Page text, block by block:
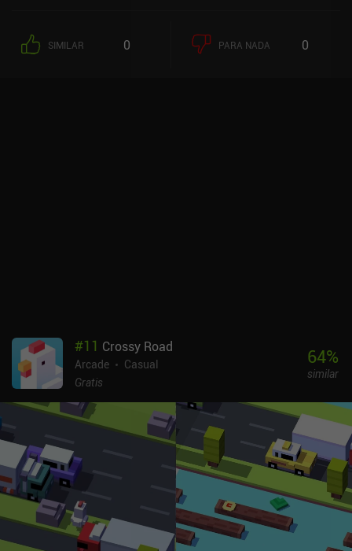
SIMILAR 0 PARA NADA 0
#11 Crossy Road
Arcade
Casual
Gratis
64%
similar